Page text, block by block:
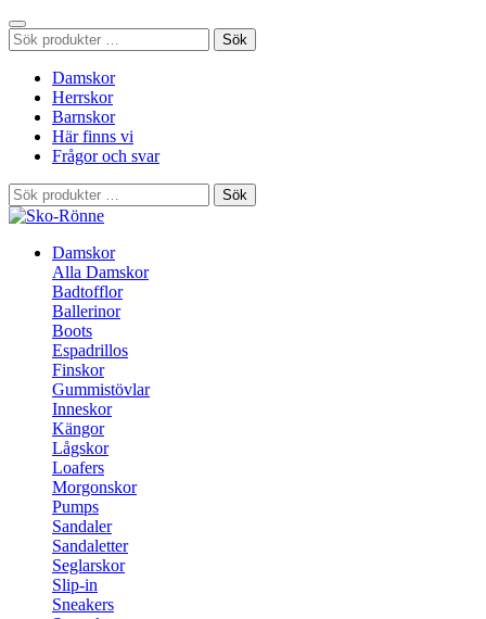
Sök
efter:
Sök
Damskor
Herrskor
Barnskor
Här finns vi
Frågor och svar
Sök
efter:
Sök
Damskor
Alla Damskor
Badtofflor
Ballerinor
Boots
Espadrillos
Finskor
Gummistövlar
Inneskor
Kängor
Lågskor
Loafers
Morgonskor
Pumps
Sandaler
Sandaletter
Seglarskor
Slip-in
Sneakers